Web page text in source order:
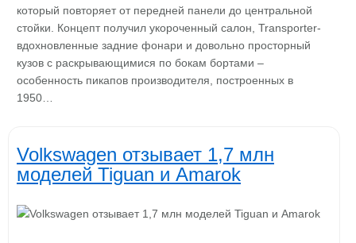
который повторяет от передней панели до центральной
стойки. Концепт получил укороченный салон, Transporter-
вдохновленные задние фонари и довольно просторный
кузов с раскрывающимися по бокам бортами –
особенность пикапов производителя, построенных в
1950…
Volkswagen отзывает 1,7 млн
моделей Tiguan и Amarok